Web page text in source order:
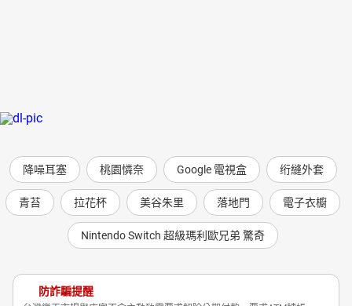
降噪耳塞 桃園憐奈 Google 電視盒 绗縫外套
青苔 拉花杯 美谷朱里 落地門 電子衣櫥
Nintendo Switch 超級瑪利歐兄弟 驚奇
防詐騙提醒